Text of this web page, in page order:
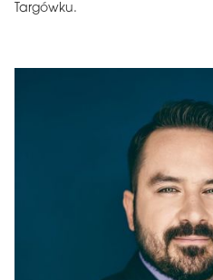
Targówku.